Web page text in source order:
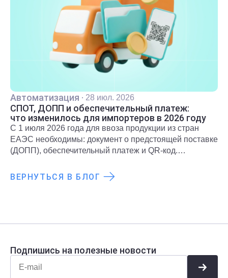
Автоматизация · 28 июл. 2026
СПОТ, ДОПП и обеспечительный платеж:
что изменилось для импортеров в 2026 году
С 1 июля 2026 года для ввоза продукции из стран
ЕАЭС необходимы: документ о предстоящей поставке
(ДОПП), обеспечительный платеж и QR-код.
рассказали в статье.
ВЕРНУТЬСЯ В БЛОГ
Подпишись на полезные новости